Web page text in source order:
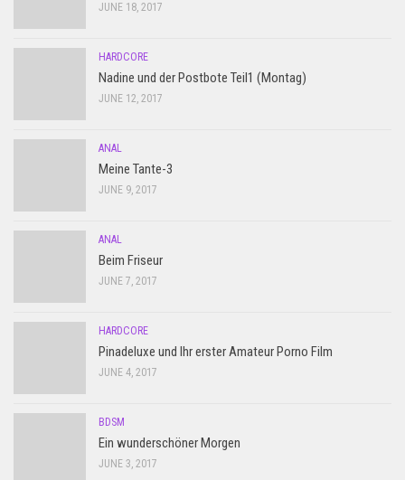
JUNE 18, 2017
HARDCORE
Nadine und der Postbote Teil1 (Montag)
JUNE 12, 2017
ANAL
Meine Tante-3
JUNE 9, 2017
ANAL
Beim Friseur
JUNE 7, 2017
HARDCORE
Pinadeluxe und Ihr erster Amateur Porno Film
JUNE 4, 2017
BDSM
Ein wunderschöner Morgen
JUNE 3, 2017